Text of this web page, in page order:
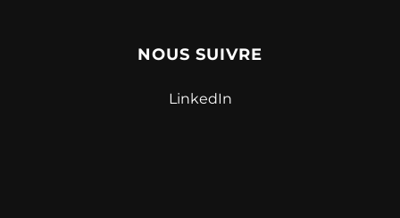
NOUS SUIVRE
LinkedIn